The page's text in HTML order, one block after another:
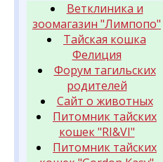
Ветклиника и
зоомагазин "Лимпопо"
Тайская кошка
Фелиция
Форум тагильских
родителей
Сайт о животных
Питомник тайских
кошек "RI&VI"
Питомник тайских